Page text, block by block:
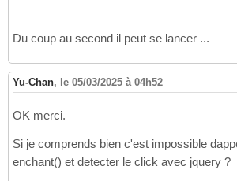
Du coup au second il peut se lancer ...
Yu-Chan, le 05/03/2025 à 04h52
OK merci.
Si je comprends bien c'est impossible
enchant() et detecter le click avec jquery ?